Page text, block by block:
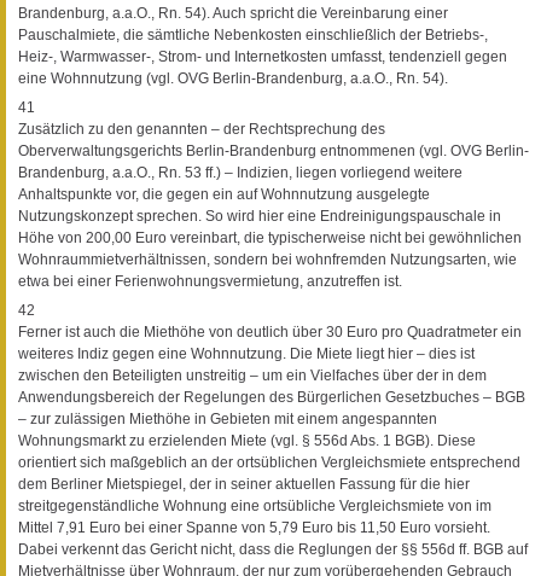
Brandenburg, a.a.O., Rn. 54). Auch spricht die Vereinbarung einer
Pauschalmiete, die sämtliche Nebenkosten einschließlich der Betriebs-,
Heiz-, Warmwasser-, Strom- und Internetkosten umfasst, tendenziell gegen
eine Wohnnutzung (vgl. OVG Berlin-Brandenburg, a.a.O., Rn. 54).
41
Zusätzlich zu den genannten – der Rechtsprechung des
Oberverwaltungsgerichts Berlin-Brandenburg entnommenen (vgl. OVG Berlin-
Brandenburg, a.a.O., Rn. 53 ff.) – Indizien, liegen vorliegend weitere
Anhaltspunkte vor, die gegen ein auf Wohnnutzung ausgelegte
Nutzungskonzept sprechen. So wird hier eine Endreinigungspauschale in
Höhe von 200,00 Euro vereinbart, die typischerweise nicht bei gewöhnlichen
Wohnraummietverhältnissen, sondern bei wohnfremden Nutzungsarten, wie
etwa bei einer Ferienwohnungsvermietung, anzutreffen ist.
42
Ferner ist auch die Miethöhe von deutlich über 30 Euro pro Quadratmeter ein
weiteres Indiz gegen eine Wohnnutzung. Die Miete liegt hier – dies ist
zwischen den Beteiligten unstreitig – um ein Vielfaches über der in dem
Anwendungsbereich der Regelungen des Bürgerlichen Gesetzbuches – BGB
– zur zulässigen Miethöhe in Gebieten mit einem angespannten
Wohnungsmarkt zu erzielenden Miete (vgl. § 556d Abs. 1 BGB). Diese
orientiert sich maßgeblich an der ortsüblichen Vergleichsmiete entsprechend
dem Berliner Mietspiegel, der in seiner aktuellen Fassung für die hier
streitgegenständliche Wohnung eine ortsübliche Vergleichsmiete von im
Mittel 7,91 Euro bei einer Spanne von 5,79 Euro bis 11,50 Euro vorsieht.
Dabei verkennt das Gericht nicht, dass die Reglungen der §§ 556d ff. BGB auf
Mietverhältnisse über Wohnraum, der nur zum vorübergehenden Gebrauch